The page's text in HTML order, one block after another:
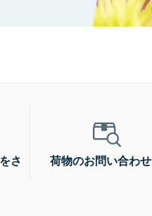
さ
荷物のお問い合わせ